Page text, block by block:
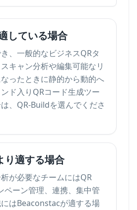
している場合
、一般的なビジネスQRタ
キャン分析や編集可能なリ
ったときに静的から動的へ
ド入りQRコード生成ツー
、QR-Buildを選んでくださ
り適する場合
が必要なチームにはQR
ペーン管理、連携、集中管
はBeaconstacが適する場